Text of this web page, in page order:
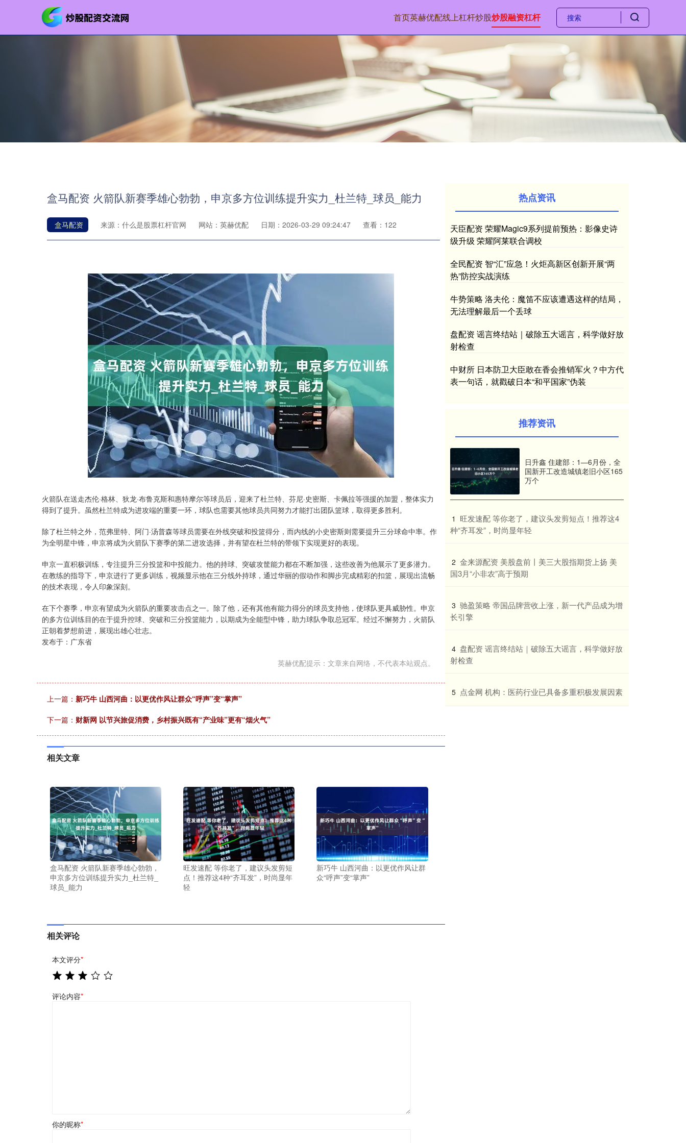
首页英赫优配线上杠杆炒股炒股融资杠杆
盒马配资 火箭队新赛季雄心勃勃，申京多方位训练提升实力_杜兰特_球员_能力
盒马配资 来源：什么是股票杠杆官网 网站：英赫优配 日期：2026-03-29 09:24:47 查看：122
火箭队在送走杰伦·格林、狄龙·布鲁克斯和惠特摩尔等球员后，迎来了杜兰特、芬尼·史密斯、卡佩拉等强援的加盟，整体实力
得到了提升。虽然杜兰特成为进攻端的重要一环，球队也需要其他球员共同努力才能打出团队篮球，取得更多胜利。
除了杜兰特之外，范弗里特、阿门·汤普森等球员需要在外线突破和投篮得分，而内线的小史密斯则需要提升三分球命中率。作
为全明星中锋，申京将成为火箭队下赛季的第二进攻选择，并有望在杜兰特的带领下实现更好的表现。
申京一直积极训练，专注提升三分投篮和中投能力。他的持球、突破攻筐能力都在不断加强，这些改善为他展示了更多潜力。
在教练的指导下，申京进行了更多训练，视频显示他在三分线外持球，通过华丽的假动作和脚步完成精彩的扣篮，展现出流畅
的技术表现，令人印象深刻。
在下个赛季，申京有望成为火箭队的重要攻击点之一。除了他，还有其他有能力得分的球员支持他，使球队更具威胁性。申京
的多方位训练目的在于提升控球、突破和三分投篮能力，以期成为全能型中锋，助力球队争取总冠军。经过不懈努力，火箭队
正朝着梦想前进，展现出雄心壮志。
发布于：广东省
英赫优配提示：文章来自网络，不代表本站观点。
上一篇： 新巧牛 山西河曲：以更优作风让群众“呼声”变“掌声”
下一篇： 财新网 以节兴旅促消费，乡村振兴既有“产业味”更有“烟火气”
相关文章
盒马配资 火箭队新赛季雄心勃勃，
申京多方位训练提升实力_杜兰特_
球员_能力
旺发速配 等你老了，建议头发剪短
点！推荐这4种“齐耳发”，时尚显年
轻
新巧牛 山西河曲：以更优作风让群
众“呼声”变“掌声”
相关评论
本文评分*
评论内容*
你的昵称*
热点资讯
天臣配资 荣耀Magic9系列提前预热：影像史诗
级升级 荣耀阿莱联合调校
全民配资 智“汇”应急！火炬高新区创新开展“两
热”防控实战演练
牛势策略 洛夫伦：魔笛不应该遭遇这样的结局，
无法理解最后一个丢球
盘配资 谣言终结站｜破除五大谣言，科学做好放
射检查
中财所 日本防卫大臣敢在香会推销军火？中方代
表一句话，就戳破日本“和平国家”伪装
推荐资讯
日升鑫 住建部：1—6月份，全
国新开工改造城镇老旧小区165
万个
1 ​旺发速配 等你老了，建议头发剪短点！推荐这4
种“齐耳发”，时尚显年轻
2 ​金来源配资 美股盘前丨美三大股指期货上扬 美
国3月“小非农”高于预期
3 ​驰盈策略 帝国品牌营收上涨，新一代产品成为增
长引擎
4 ​盘配资 谣言终结站｜破除五大谣言，科学做好放
射检查
5 ​点金网 机构：医药行业已具备多重积极发展因素